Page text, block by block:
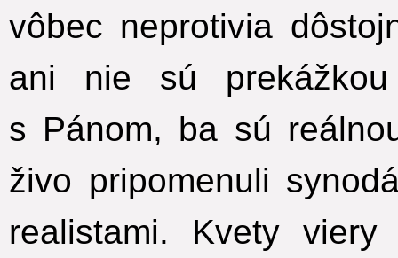
vôbec neprotivia
ani nie sú
s Pánom, ba sú
živo pripomenuli
realistami. Kvety